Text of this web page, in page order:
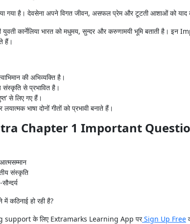
गया है। देवसेना अपने विगत जीवन, असफल प्रेम और टूटती आशाओं को याद
युवती कार्नेलिया भारत को मधुमय, सुन्दर और करुणामयी भूमि बताती
हैं।
की अभिव्यक्ति है।
संस्कृति से प्रभावित है।
से लिए गए हैं।
भाषा दोनों गीतों को प्रभावी बनाते हैं।
Chapter 1 Important
संस्कृति
कठिनाई हो रही है?
support के लिए Extramarks Learning App पर Sign Up Free